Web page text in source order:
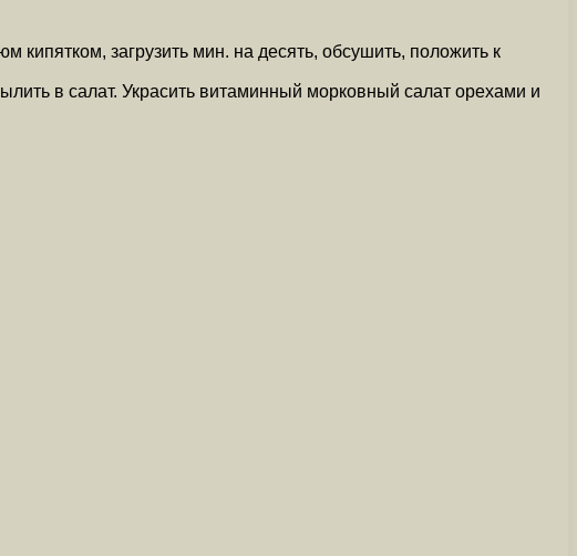
кипятком, загрузить мин. на десять, обсушить, положить к
в салат. Украсить витаминный морковный салат орехами и